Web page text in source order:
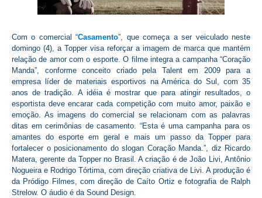
Com o comercial “Casamento”, que começa a ser veiculado neste
domingo (4), a Topper visa reforçar a imagem de marca que mantém
relação de amor com o esporte. O filme integra a campanha “Coração
Manda”, conforme conceito criado pela Talent em 2009 para a
empresa líder de materiais esportivos na América do Sul, com 35
anos de tradição. A idéia é mostrar que para atingir resultados, o
esportista deve encarar cada competição com muito amor, paixão e
emoção. As imagens do comercial se relacionam com as palavras
ditas em cerimônias de casamento. “Esta é uma campanha para os
amantes do esporte em geral e mais um passo da Topper para
fortalecer o posicionamento do slogan Coração Manda.”, diz Ricardo
Matera, gerente da Topper no Brasil. A criação é de João Livi, Antônio
Nogueira e Rodrigo Tórtima, com direção criativa de Livi. A produção é
da Pródigo Filmes, com direção de Caíto Ortiz e fotografia de Ralph
Strelow. O áudio é da Sound Design.